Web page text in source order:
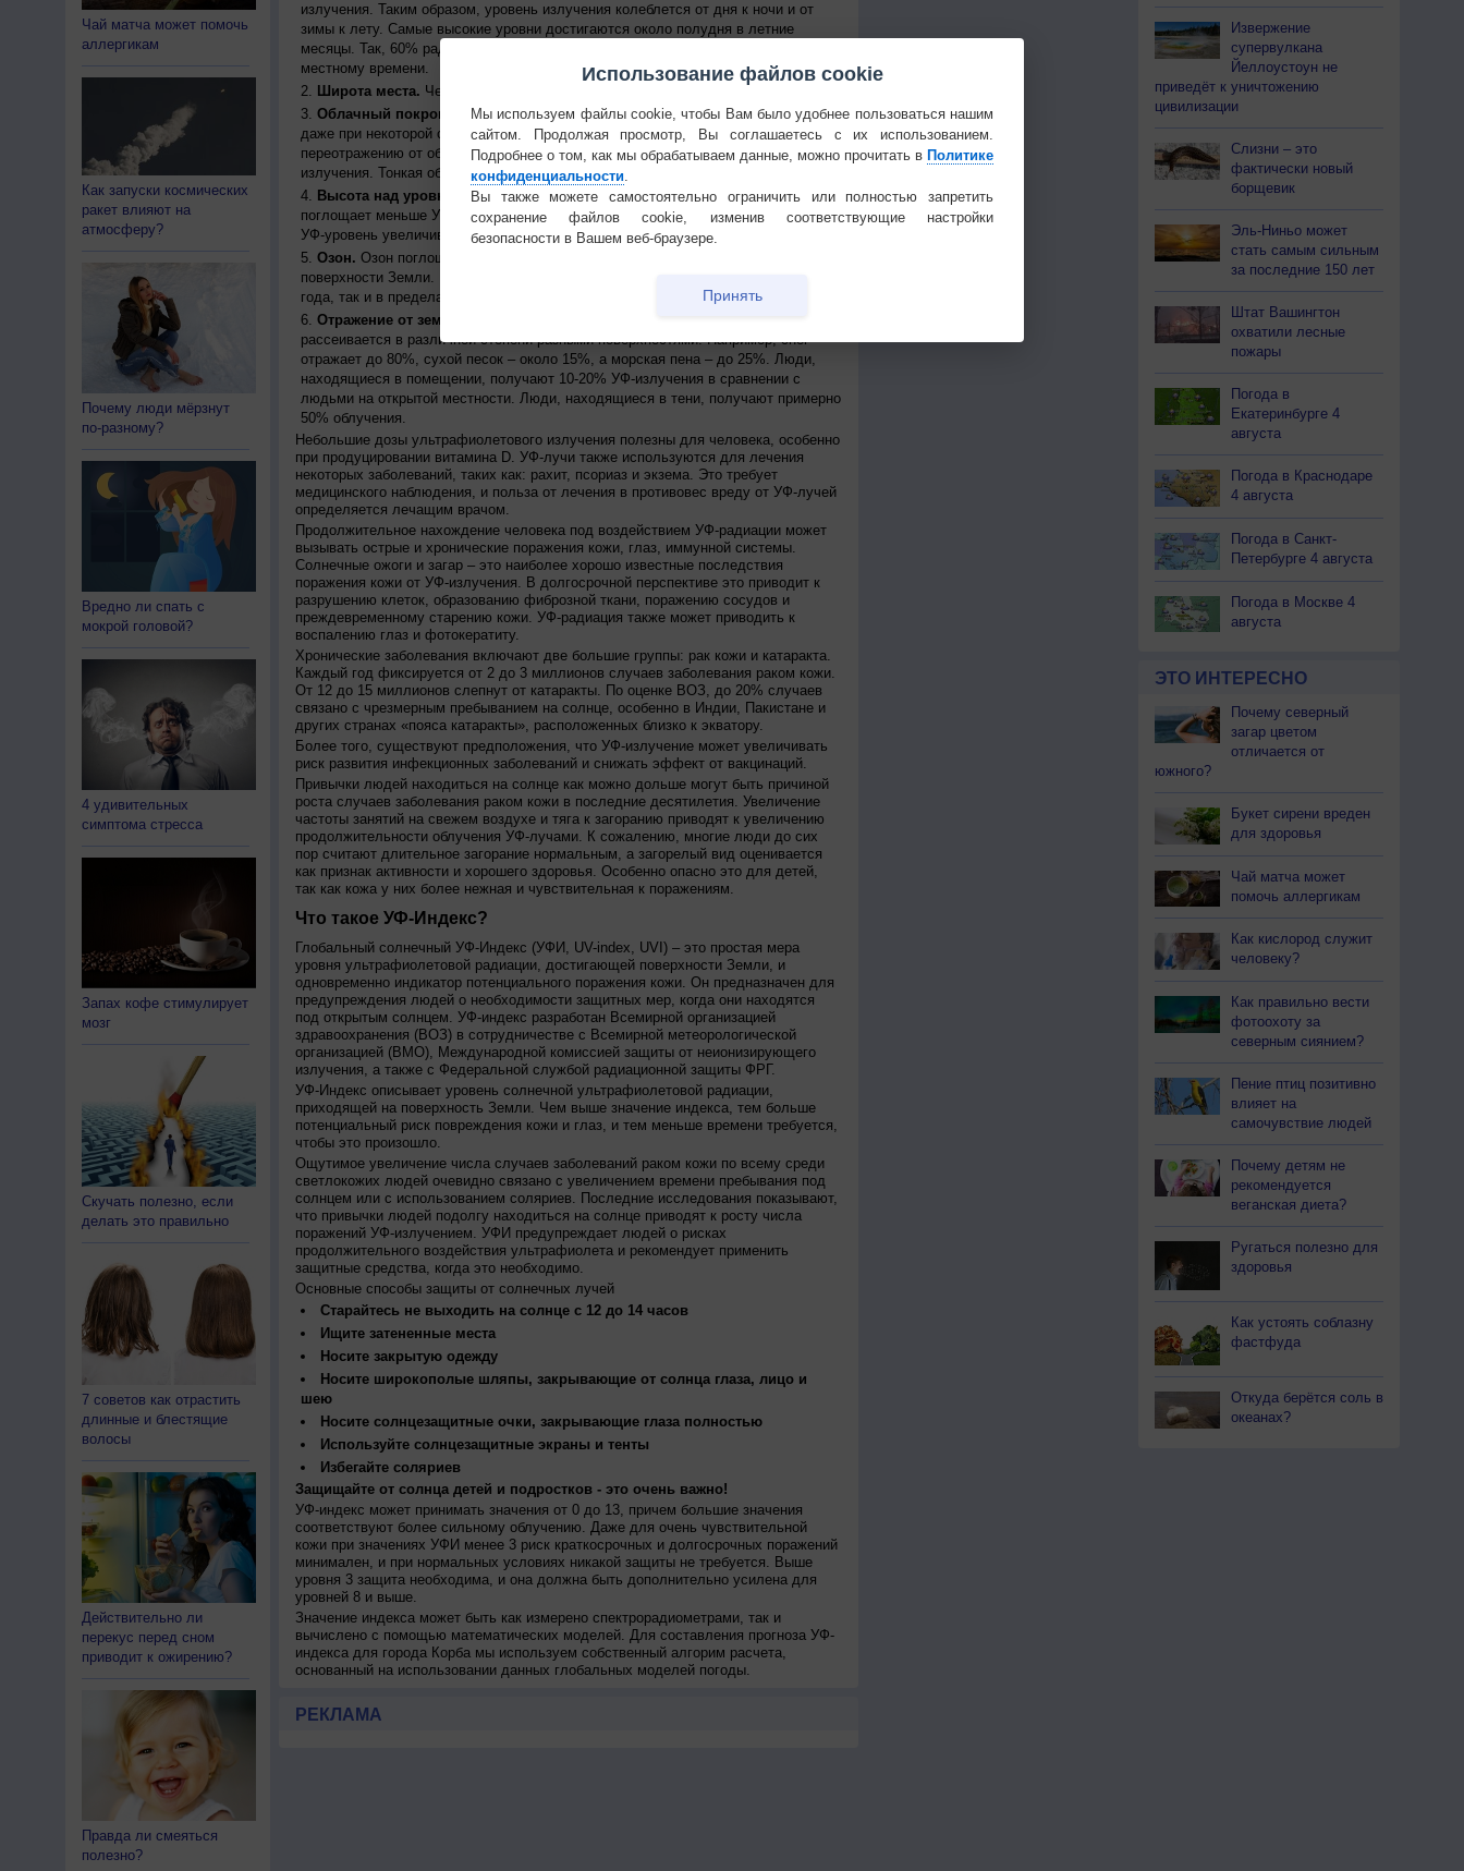
Чай матча может помочь
аллергикам
Как запуски космических
ракет влияют на
атмосферу?
Почему люди мёрзнут
по-разному?
Вредно ли спать с
мокрой головой?
4 удивительных
симптома стресса
Запах кофе стимулирует
мозг
Скучать полезно, если
делать это правильно
7 советов как отрастить
длинные и блестящие
волосы
Действительно ли
перекус перед сном
приводит к ожирению?
Правда ли смеяться
полезно?
излучения. Таким образом, уровень излучения колеблется от дня к ночи и от
зимы к лету. Самые высокие уровни достигаются около полудня в летние
месяцы. Так, 60% радиации приходит примерно между 11 и 15 часами дня по
местному времени.
Широта места. Чем ближе к экватору, тем выше уровень УФ-радиации
Облачный покров.
Уровень УФ-радиации выше при безоблачном небе, но
даже при некоторой облачности, излучение может быть сильным, благодаря
переотражению от облаков, создавая, таким образом, рассеянные источники
излучения. Тонкая облачность может пропускать до 90% УФ-лучей.
Высота над уровнем моря.На больших высотах атмосфера тоньше и
поглощает меньше УФ-радиации, поступающей от Солнца. Каждые 1000 метров
УФ-уровень увеличивается примерно на 10%.
Озон. Озон поглощает часть УФ-радиации, которая иначе могла бы достичь
поверхности Земли. Концентрация озона в атмосфере колеблется как в течение
года, так и в пределах одного дня.
Отражение от земной поверхности.
рассеивается в различной степени разными поверхностями. Например, снег
отражает до 80%, сухой песок – около 15%, а морская пена – до 25%. Люди,
находящиеся в помещении, получают 10-20% УФ-излучения в сравнении с
людьми на открытой местности. Люди, находящиеся в тени, получают примерно
50% облучения.
Небольшие дозы ультрафиолетового излучения полезны для человека, особенно
при продуцировании витамина D. УФ-лучи также используются для лечения
некоторых заболеваний, таких как: рахит, псориаз и экзема. Это требует
медицинского наблюдения, и польза от лечения в противовес вреду от УФ-лучей
определяется лечащим врачом.
Продолжительное нахождение человека под воздействием УФ-радиации может
вызывать острые и хронические поражения кожи, глаз, иммунной системы.
Солнечные ожоги и загар – это наиболее хорошо известные последствия
поражения кожи от УФ-излучения. В долгосрочной перспективе это приводит к
разрушению клеток, образованию фиброзной ткани, поражению сосудов и
преждевременному старению кожи. УФ-радиация также может приводить к
воспалению глаз и фотокератиту.
Хронические заболевания включают две большие группы: рак кожи и катаракта.
Каждый год фиксируется от 2 до 3 миллионов случаев заболевания раком кожи.
От 12 до 15 миллионов слепнут от катаракты. По оценке ВОЗ, до 20% случаев
связано с чрезмерным пребыванием на солнце, особенно в Индии, Пакистане и
других странах «пояса катаракты», расположенных близко к экватору.
Более того, существуют предположения, что УФ-излучение может увеличивать
риск развития инфекционных заболеваний и снижать эффект от вакцинаций.
Привычки людей находиться на солнце как можно дольше могут быть причиной
роста случаев заболевания раком кожи в последние десятилетия. Увеличение
частоты занятий на свежем воздухе и тяга к загоранию приводят к увеличению
продолжительности облучения УФ-лучами. К сожалению, многие люди до сих
пор считают длительное загорание нормальным, а загорелый вид оценивается
как признак активности и хорошего здоровья. Особенно опасно это для детей,
так как кожа у них более нежная и чувствительная к поражениям.
Что такое УФ-Индекс?
Глобальный солнечный УФ-Индекс (УФИ, UV-index, UVI) – это простая мера
уровня ультрафиолетовой радиации, достигающей поверхности Земли, и
одновременно индикатор потенциального поражения кожи. Он предназначен для
предупреждения людей о необходимости защитных мер, когда они находятся
под открытым солнцем. УФ-индекс разработан Всемирной организацией
здравоохранения (ВОЗ) в сотрудничестве с Всемирной метеорологической
организацией (ВМО), Международной комиссией защиты от неионизирующего
излучения, а также с Федеральной службой радиационной защиты ФРГ.
УФ-Индекс описывает уровень солнечной ультрафиолетовой радиации,
приходящей на поверхность Земли. Чем выше значение индекса, тем больше
потенциальный риск повреждения кожи и глаз, и тем меньше времени требуется,
чтобы это произошло.
Ощутимое увеличение числа случаев заболеваний раком кожи по всему среди
светлокожих людей очевидно связано с увеличением времени пребывания под
солнцем или с использованием соляриев. Последние исследования показывают,
что привычки людей подолгу находиться на солнце приводят к росту числа
поражений УФ-излучением. УФИ предупреждает людей о рисках
продолжительного воздействия ультрафиолета и рекомендует применить
защитные средства, когда это необходимо.
Основные способы защиты от солнечных лучей
Старайтесь не выходить на солнце с 12 до 14 часов
Ищите затененные места
Носите закрытую одежду
Носите широкополые шляпы, закрывающие от солнца глаза, лицо и
шею
Носите солнцезащитные очки, закрывающие глаза полностью
Используйте солнцезащитные экраны и тенты
Избегайте соляриев
Защищайте от солнца детей и подростков - это очень важно!
УФ-индекс может принимать значения от 0 до 13, причем большие значения
соответствуют более сильному облучению. Даже для очень чувствительной
кожи при значениях УФИ менее 3 риск краткосрочных и долгосрочных поражений
минимален, и при нормальных условиях никакой защиты не требуется. Выше
уровня 3 защита необходима, и она должна быть дополнительно усилена для
уровней 8 и выше.
Значение индекса может быть как измерено спектрорадиометрами, так и
вычислено с помощью математических моделей. Для составления прогноза УФ-
индекса для города Корба мы используем собственный алгорим расчета,
основанный на использовании данных глобальных моделей погоды.
РЕКЛАМА
Извержение
супервулкана
Йеллоустоун не
приведёт к уничтожению
цивилизации
Слизни – это
фактически новый
борщевик
Эль-Ниньо может
стать самым сильным
за последние 150 лет
Штат Вашингтон
охватили лесные
пожары
Погода в
Екатеринбурге 4
августа
Погода в Краснодаре
4 августа
Погода в Санкт-
Петербурге 4 августа
Погода в Москве 4
августа
ЭТО ИНТЕРЕСНО
Почему северный
загар цветом
отличается от
южного?
Букет сирени вреден
для здоровья
Чай матча может
помочь аллергикам
Как кислород служит
человеку?
Как правильно вести
фотоохоту за
северным сиянием?
Пение птиц позитивно
влияет на
самочувствие людей
Почему детям не
рекомендуется
веганская диета?
Ругаться полезно для
здоровья
Как устоять соблазну
фастфуда
Откуда берётся соль в
океанах?
Использование файлов cookie
Мы используем файлы cookie, чтобы Вам было удобнее пользоваться нашим
сайтом. Продолжая просмотр, Вы соглашаетесь с их использованием.
Подробнее о том, как мы обрабатываем данные, можно прочитать в Политике
конфиденциальности.
Вы также можете самостоятельно ограничить или полностью запретить
сохранение файлов cookie, изменив соответствующие настройки
безопасности в Вашем веб-браузере.
Принять